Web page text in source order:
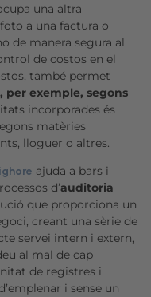
una altra
a una factura o
de manera segura al
de costos en el
també permet
per exemple, segons
incorporades és
matèries
lloguer o altres.
ajuda a bars i
d’auditoria
que proporciona un
creant una sèrie de
servei intern i extern,
al mal de cap
de registres i
i sense un